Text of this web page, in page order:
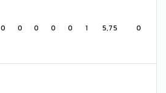
0 0 0 0 0 1 5,75 0